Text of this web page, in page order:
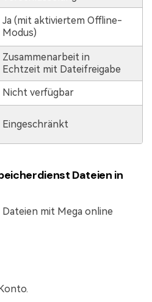
Ja (mit aktiviertem Offline-
Modus)
Zusammenarbeit in
Echtzeit mit Dateifreigabe
Nicht verfügbar
Eingeschränkt
Dateien in
Dateien mit Mega online